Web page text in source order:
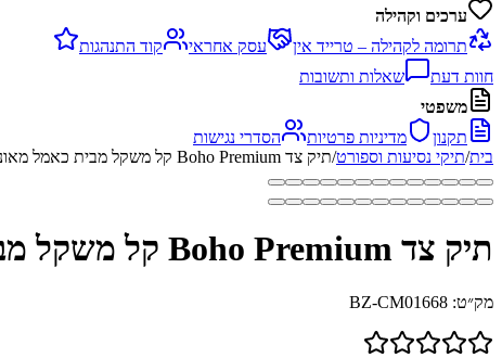
ערכים וקהילה
תרומה לקהילה – טרייד אין
עסק אחראי
קוד התנהגות
חוות דעת
שאלות ותשובות
משפטי
תקנון
מדיניות פרטיות
הסדרי נגישות
בית/תיקי נסיעות וספורט/תיק צד Boho Premium קל משקל מבית כאמל מאונטין
תיק צד Boho Premium קל משקל מבית כאמל מאונטין
מק״ט: BZ-CM01668